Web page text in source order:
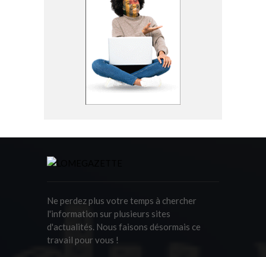
Ne perdez plus votre temps à chercher
l'information sur plusieurs sites
d'actualités. Nous faisons désormais ce
travail pour vous !